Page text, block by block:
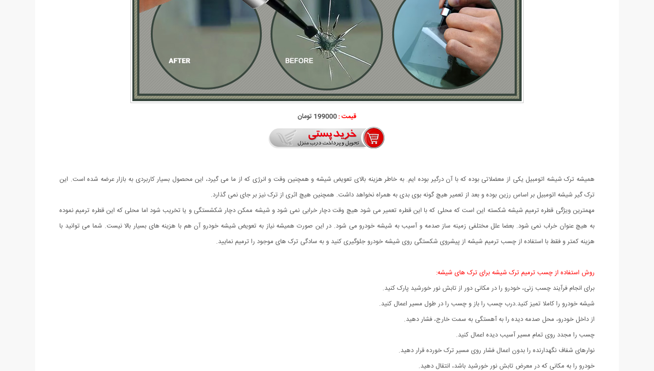
قیمت :199000 تومان
همیشه ترک شیشه اتومبیل یکی از معضلاتی بوده که با آن درگیر بوده ایم. به خاطر هزینه بالای تعویض شیشه و همچنین وقت و انرژی که از ما می گیرد، این محصول بسیار کاربردی به بازار عرضه شده است. این
ترک گیر شیشه اتومبیل بر اساس رزین بوده و بعد از تعمیر هیچ گونه بوی بدی به همراه نخواهد داشت. همچنین هیچ اثری از ترک نیز بر جای نمی گذارد.
مهمترین ویژگی قطره ترمیم شیشه شکسته این است که محلی که با این قطره تعمیر می شود هیچ وقت دچار خرابی نمی شود و شیشه ممکن دچار شکشستگی و یا تخریب شود اما محلی که این قطره ترمیم نموده
به هیچ عنوان خراب نمی شود. بعضا علل مختلفی زمینه ساز صدمه و آسیب به شیشه خودرو می شود. در این صورت همیشه نیاز به تعویض شیشه خودرو آن هم با هزینه های بسیار بالا نیست. شما می توانید با
هزینه کمتر و فقط با استفاده از چسب ترمیم شیشه از پیشروی شکستگی روی شیشه خودرو جلوگیری کنید و به سادگی ترک های موجود را ترمیم نمایید.
روش استفاده از چسب ترمیم ترک شیشه برای ترک های شیشه:
برای انجام فرآیند چسب زنی، خودرو را در مکانی دور از تابش نور خورشید پارک کنید.
شیشه خودرو را کاملا تمیز کنید.درب چسب را باز و چسب را در طول مسیر اعمال کنید.
از داخل خودرو، محل صدمه دیده را به آهستگی به سمت خارج، فشار دهید.
چسب را مجدد روی تمام مسیر آسیب دیده اعمال کنید.
نوارهای شفاف نگهدارنده را بدون اعمال فشار روی مسیر ترک خورده قرار دهید.
خودرو را به مکانی که در معرض تابش نور خورشید باشد، انتقال دهید.